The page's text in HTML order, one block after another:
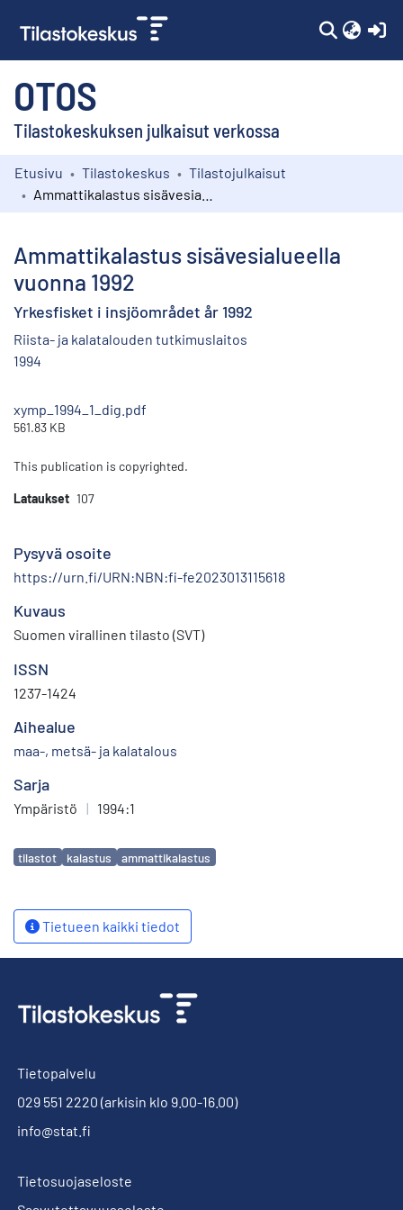
OTOS
Tilastokeskuksen julkaisut verkossa
Kokoelmat
Etusivu Tilastokeskus
Tilastojulkaisut
Ammattikalastus sisävesialueella
vuonna 1992
Yrkesfisket i insjöområdet år 1992
Riista- ja kalatalouden tutkimuslaitos
1994
xymp_1994_1_dig.pdf
561.83 KB
This publication is copyrighted.
Lataukset 107
Pysyvä osoite
https://urn.fi/URN:NBN:fi-fe2023013115618
Kuvaus
Suomen virallinen tilasto (SVT)
ISSN
1237-1424
Aihealue
maa-, metsä- ja kalatalous
Sarja
Ympäristö | 1994:1
Avainsanat
tilastot kalastus ammattikalastus
Tietueen kaikki tiedot
Tietopalvelu
029 551 2220 (arkisin klo 9.00-16.00)
info@stat.fi
Tietosuojaseloste